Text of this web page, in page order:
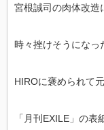
宮根誠司の肉体改造
時々挫けそうになっ
HIROに褒められて
「月刊EXILE」の表